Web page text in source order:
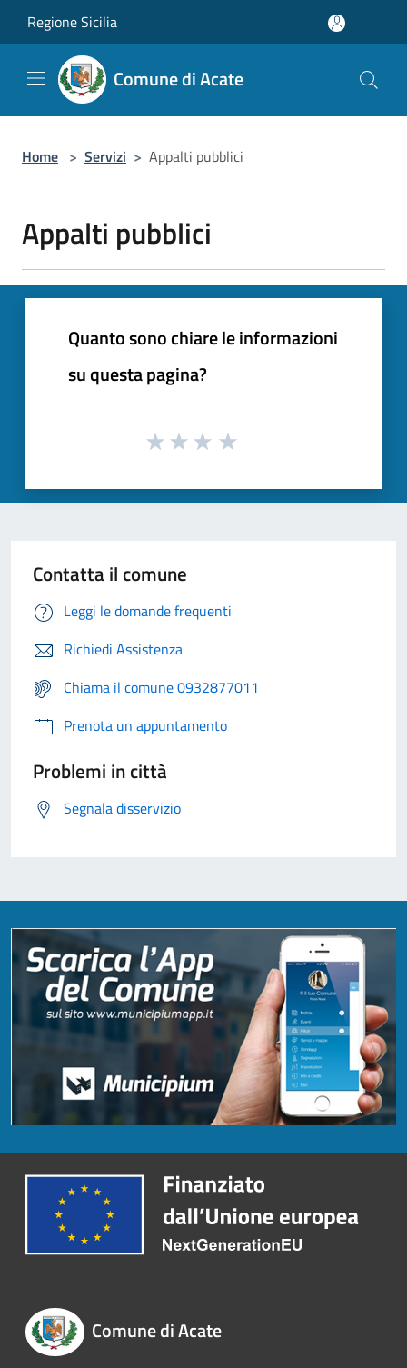
Regione Sicilia
Comune di Acate
Home > Servizi > Appalti pubblici
Appalti pubblici
Quanto sono chiare le informazioni
su questa pagina?
Contatta il comune
Leggi le domande frequenti
Richiedi Assistenza
Chiama il comune 0932877011
Prenota un appuntamento
Problemi in città
Segnala disservizio
Comune di Acate